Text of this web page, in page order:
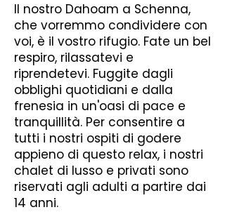
Il nostro Dahoam a Schenna,
che vorremmo condividere con
voi, è il vostro rifugio. Fate un bel
respiro, rilassatevi e
riprendetevi. Fuggite dagli
obblighi quotidiani e dalla
frenesia in un'oasi di pace e
tranquillità. Per consentire a
tutti i nostri ospiti di godere
appieno di questo relax, i nostri
chalet di lusso e privati sono
riservati agli adulti a partire dai
14 anni.